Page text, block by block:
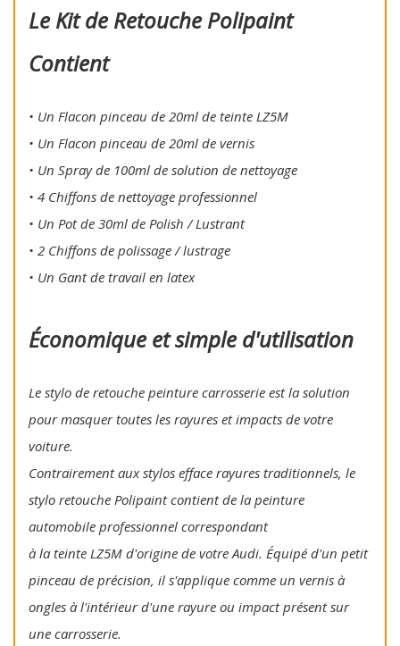
Le Kit de Retouche Polipaint
Contient
• Un Flacon pinceau de 20ml de teinte LZ5M
• Un Flacon pinceau de 20ml de vernis
• Un Spray de 100ml de solution de nettoyage
• 4 Chiffons de nettoyage professionnel
• Un Pot de 30ml de Polish / Lustrant
• 2 Chiffons de polissage / lustrage
• Un Gant de travail en latex
Économique et simple d'utilisation
Le stylo de retouche peinture carrosserie est la solution
pour masquer toutes les rayures et impacts de votre
voiture.
Contrairement aux stylos efface rayures traditionnels, le
stylo retouche Polipaint contient de la peinture
automobile professionnel correspondant
à la teinte LZ5M d'origine de votre Audi. Équipé d'un petit
pinceau de précision, il s'applique comme un vernis à
ongles à l'intérieur d'une rayure ou impact présent sur
une carrosserie.